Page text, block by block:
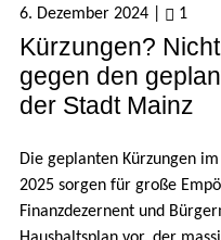
6. Dezember 2024 1
Kürzungen?
gegen den
der Stadt Mainz
Die geplanten Kürzungen
2025 sorgen für große
Finanzdezernent und